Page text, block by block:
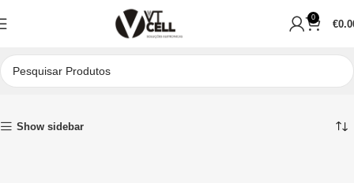
0
€
Início Acessórios de Proteção
Show sidebar